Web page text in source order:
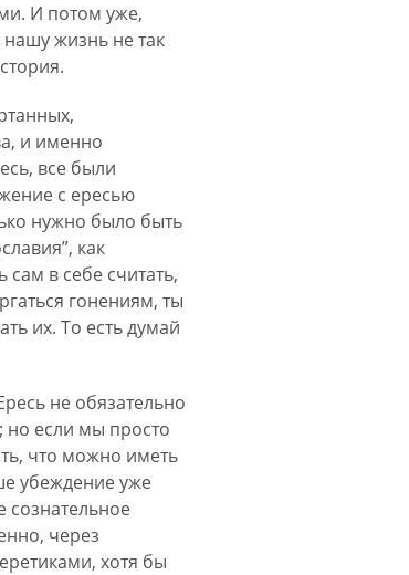
И потом уже,
жизнь не так
и именно
все были
с ересью
нужно было быть
как
в себе считать,
гонениям, ты
их. То есть думай
не обязательно
но если мы просто
что можно иметь
убеждение уже
сознательное
через
хотя бы